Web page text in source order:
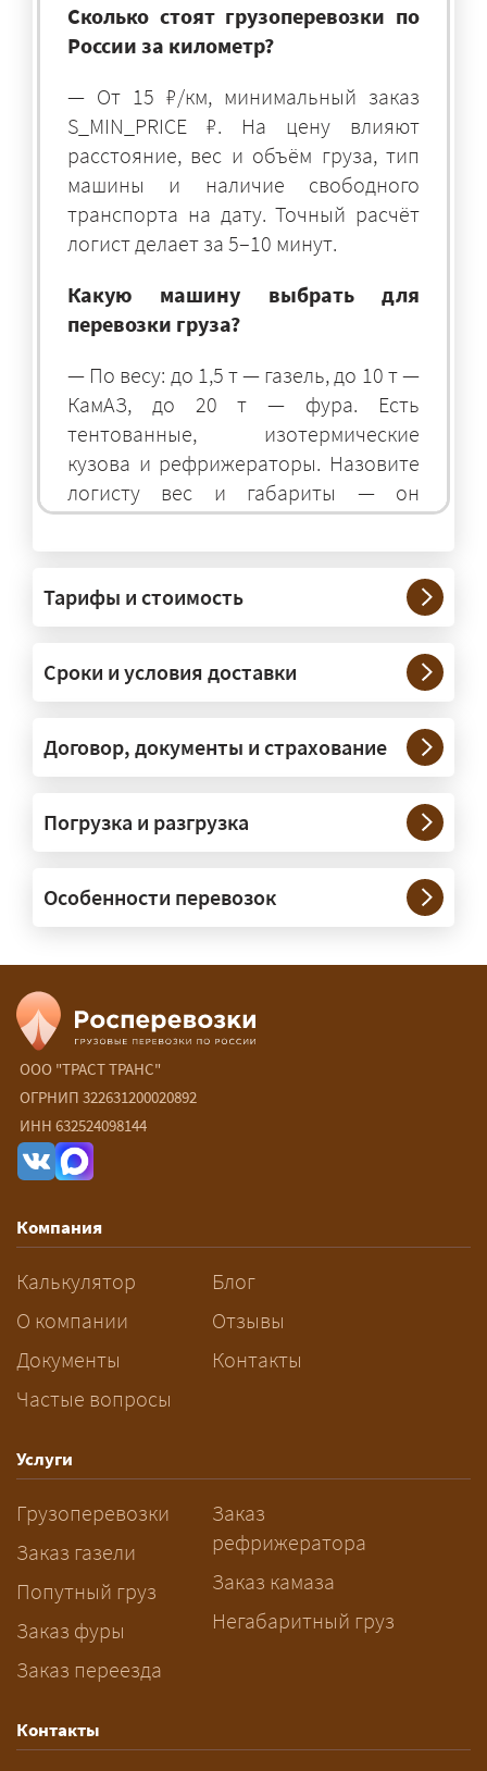
Сколько стоят грузоперевозки по
России за километр?
— От 15 ₽/км, минимальный заказ
S_MIN_PRICE ₽. На цену влияют
расстояние, вес и объём груза, тип
машины и наличие свободного
транспорта на дату. Точный расчёт
логист делает за 5–10 минут.
Какую машину выбрать для
перевозки груза?
— По весу: до 1,5 т — газель, до 10 т —
КамАЗ, до 20 т — фура. Есть
тентованные, изотермические
кузова и рефрижераторы. Назовите
логисту вес и габариты — он
подберёт оптимальный транспорт.
— Штатно — от 100 кг до 20 тонн.
Мелкие партии едут догрузом,
крупные — отдельной машиной.
Тяжеловесы 30–90 т организуем
через проверенных партнёров.
России?
межгородних перевозках по всей
России (от 100 км). Груз едет от
адреса до адреса на одной машине,
Калининград и Крым берём грузы от
500 кг.
Есть ли сборные и попутные
перевозки?
— Да, для небольших грузов это
км: ваш груз едет в машине,
следующей по маршруту, а вы
платите только за своё место. Сроки
при этом дольше, чем у отдельной
машины.
Как заказать грузоперевозку?
— Оставьте заявку с маршрутом,
датой и параметрами груза — логист
рассчитает стоимость за 5–10 минут
и подберёт машину. Все условия и
цена фиксируются в договоре;
оплата после доставки, перед
выгрузкой.
Тарифы и стоимость
Сроки и условия доставки
Договор, документы и страхование
Погрузка и разгрузка
Особенности перевозок
ООО "ТРАСТ ТРАНС"
ОГРНИП 322631200020892
ИНН 632524098144
Компания
Калькулятор
О компании
Документы
Частые вопросы
Блог
Отзывы
Контакты
Услуги
Грузоперевозки
Заказ газели
Попутный груз
Заказ фуры
Заказ переезда
Заказ
рефрижератора
Заказ камаза
Негабаритный груз
Контакты